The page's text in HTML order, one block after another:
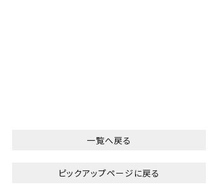
一覧へ戻る
ピックアップページに戻る